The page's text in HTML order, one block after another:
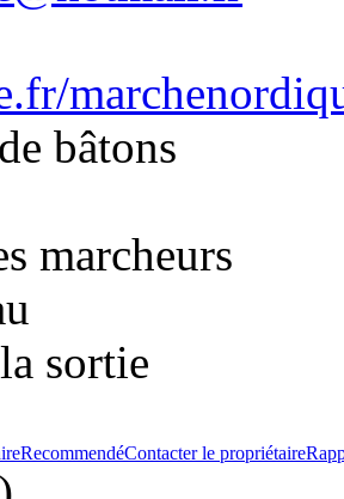
bâtons
marcheurs
sortie
RecommendéContacter le propriétaire